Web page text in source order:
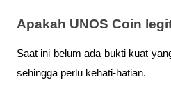
Apakah UNOS Coin
Saat ini belum ada bukti kuat
sehingga perlu kehati-hatian.